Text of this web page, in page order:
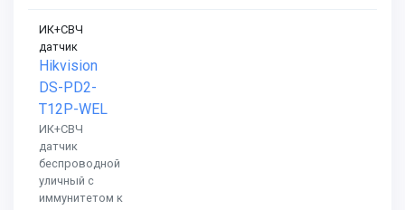
ИК+СВЧ
датчик
Hikvision
DS-PD2-
T12P-WEL
ИК+СВЧ
датчик
беспроводной
уличный с
иммунитетом к